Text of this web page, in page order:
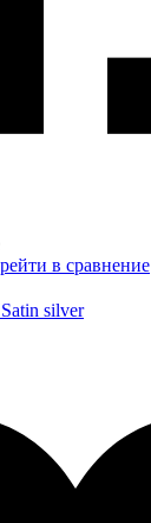
в сравнение
silver